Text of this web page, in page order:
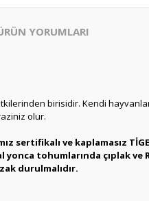
YORUMLARI
birisidir. Kendi
olur.
sertifikalı ve kaplamasız
tohumlarında çıplak
durulmalıdır.